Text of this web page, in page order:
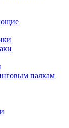
палкам